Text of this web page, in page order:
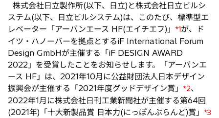
株式会社日立製作所(以下、日立)と株式会社日立ビルシ
ステム(以下、日立ビルシステム)は、このたび、標準型エ
レベーター「アーバンエース HF(エイチエフ)」
*1が、ド
イツ・ハノーバーを拠点とするiF International Forum
Design GmbHが主催する「iF DESIGN AWARD
2022」を受賞したことをお知らせします。「アーバンエ
ース HF」は、2021年10月に公益財団法人日本デザイン
振興会が主催する「2021年度グッドデザイン賞」
*2、
2022年1月に株式会社日刊工業新聞社が主催する第64回
(2021年)「十大新製品賞 日本力(にっぽんぶらんど)賞」
*3